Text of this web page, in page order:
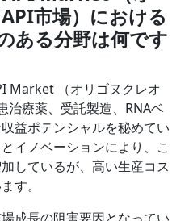
市場）における
ある分野は何です
Market （オリゴヌクレオ
治療薬、受託製造、RNAベ
益ポテンシャルを秘めてい
イノベーションにより、こ
しているが、高い生産コス
す。